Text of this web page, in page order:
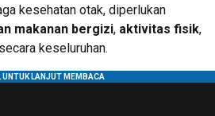
kesehatan otak, diperlukan
makanan bergizi, aktivitas fisik,
secara keseluruhan.